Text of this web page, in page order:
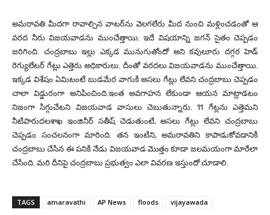
అమరావతి మీదగా రావాల్సిన వాటర్‌ను వెలగలేరు మీద నుంచి మళ్లించడంతో ఆ
వరద నీరు విజయవాడను ముంచేత్తాయి. ఇదే విషయాన్ని జగన్ సైతం చెప్పడం
జరిగింది. చంద్రబాబు ఇల్లు ఎక్కడ మునుగుతోందో అని కవులూరు దగ్గర హెడ్
రెగ్యులేటర్ గేట్లు ఎత్తెరు అధికారులు. దీంతో వరదలు విజయవాడను ముంచేత్తాయి.
ఇక్కడ విశేషం ఏమిటంటే బుడమేర వాగుకి అసలు గేట్లు లేవని చంద్రబాబు చెప్పడం
చాలా విడ్డురంగా అనిపించింది.ఇంత అవగాహన లేకుండా ఆయన మాట్లాడటం
నిజంగా సిగ్గుచేటని విజయవాడ వాసులు చెబుతున్నారు. 11 గేట్లను ఎత్తెమని
నీటిపారుదలశాఖ ఇంజినీర్ సతీష్ చెడుతుంటే, అసలు గేట్లు లేవని చంద్రబాబు
చెప్పడం సంచలనంగా మారింది. తన ఇంటిని, అమరావతిని కాపాడుకోవడానికి
చంద్రబాబు చేసిన ఈ పనికి నేడు విజయవాడ మొత్తం కూడా జలమయంగా మారేలా
చేసింది. మరి దీనిపై చంద్రబాబు ప్రభుత్వం ఎలా వివరణ ఇస్తుందో చూడాలి.
TAGS amaravathi AP News floods vijayawada